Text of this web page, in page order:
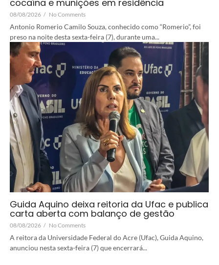
cocaína e munições em residência
08/08/2026 / No Comments
Antonio Romerio Camilo Souza, conhecido como “Romerio”, foi
preso na noite desta sexta-feira (7), durante uma...
Guida Aquino deixa reitoria da Ufac e publica
carta aberta com balanço de gestão
08/08/2026 / No Comments
A reitora da Universidade Federal do Acre (Ufac), Guida Aquino,
anunciou nesta sexta-feira (7) que encerrará...